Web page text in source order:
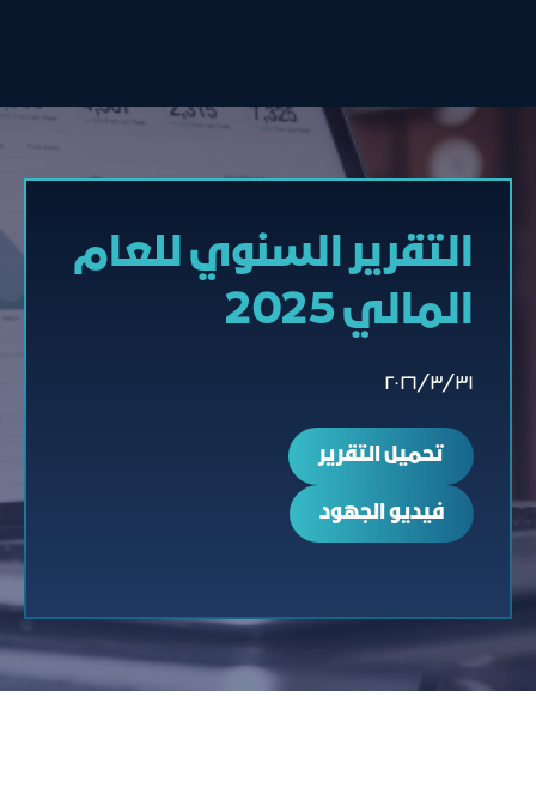
التقرير السنوي للعام
المالي 2025
٣١‏/٣‏/٢٠٢٦
ﺗﺤﻤﻴﻞ اﻟﺘﻘﺮﻳﺮ
فيديو الجهود